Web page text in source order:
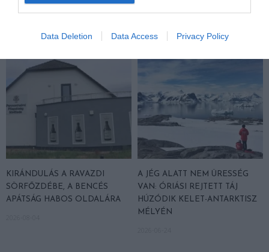
Data Deletion Data Access Privacy Policy
ILLATMÚZEUMBA
KIRÁNDULÁS A RAVAZDI
SÖRFŐZDÉBE, A BENCÉS
APÁTSÁG HABOS OLDALÁRA
A JÉG ALATT NEM ÜRESSÉG
VAN: ÓRIÁSI REJTETT TÁJ
HÚZÓDIK KELET-ANTARKTISZ
MÉLYÉN